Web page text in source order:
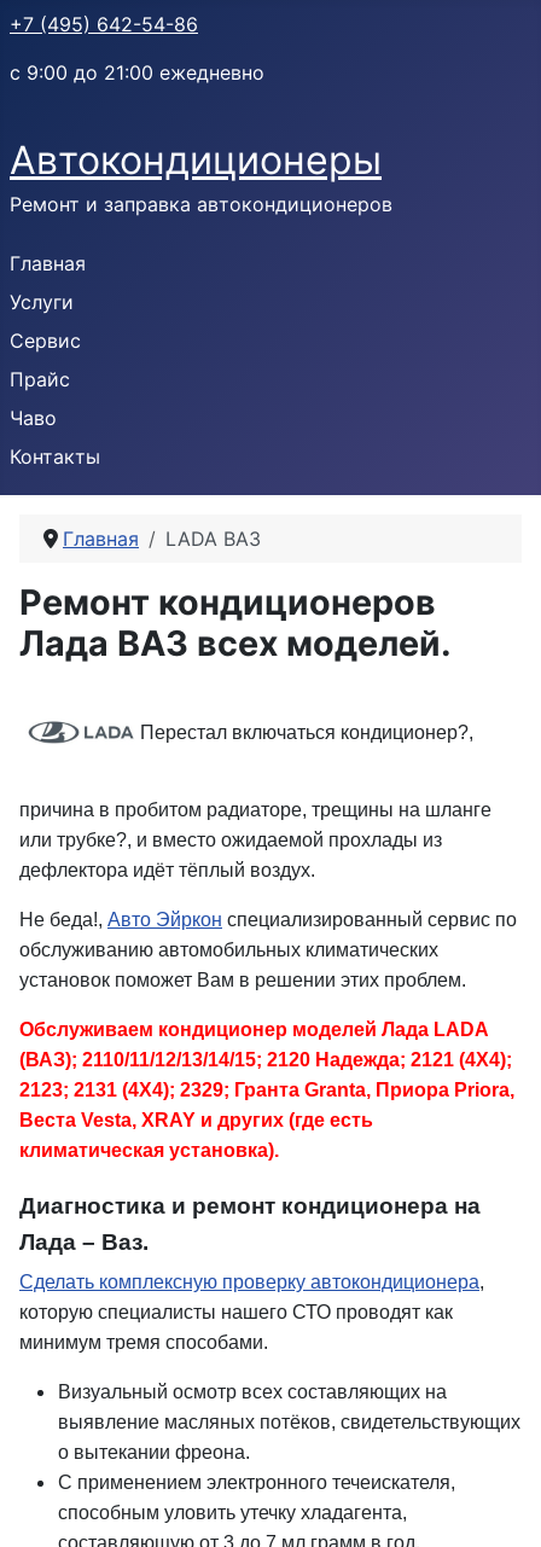
+7 (495) 642-54-86
с 9:00 до 21:00 ежедневно
Автокондиционеры
Ремонт и заправка автокондиционеров
Главная
Услуги
Сервис
Прайс
Чаво
Контакты
Главная LADA ВАЗ
Ремонт кондиционеров
Лада ВАЗ всех моделей.
Перестал включаться кондиционер?,
причина в пробитом радиаторе, трещины на шланге
или трубке?, и вместо ожидаемой прохлады из
дефлектора идёт тёплый воздух.
Не беда!, Авто Эйркон специализированный сервис по
обслуживанию автомобильных климатических
установок поможет Вам в решении этих проблем.
Обслуживаем кондиционер моделей Лада LADA
(ВАЗ); 2110/11/12/13/14/15; 2120 Надежда; 2121 (4Х4);
2123; 2131 (4Х4); 2329; Гранта Granta, Приора Priora,
Веста Vesta, XRAY и других (где есть
климатическая установка).
Диагностика и ремонт кондиционера на
Лада – Ваз.
Сделать комплексную проверку автокондиционера,
которую специалисты нашего СТО проводят как
минимум тремя способами.
Визуальный осмотр всех составляющих на
выявление масляных потёков, свидетельствующих
о вытекании фреона.
С применением электронного течеискателя,
способным уловить утечку хладагента,
составляющую от 3 до 7 мл грамм в год.